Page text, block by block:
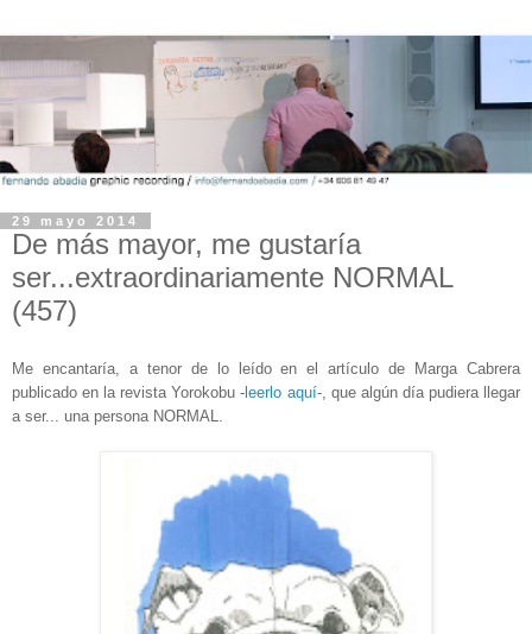
29 mayo 2014
De más mayor, me gustaría
ser...extraordinariamente NORMAL
(457)
Me encantaría, a tenor de lo leído en el artículo de Marga Cabrera
publicado en la revista Yorokobu -leerlo aquí-, que algún día pudiera llegar
a ser... una persona NORMAL.